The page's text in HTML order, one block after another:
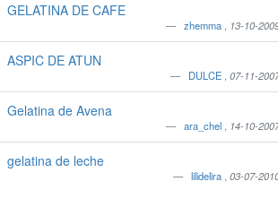
GELATINA DE CAFE
zhemma 13-10-
ASPIC DE ATUN
DULCE ,07-11-
Gelatina de Avena
ara_chel 14-10-
gelatina de leche
lilidelira ,03-07-